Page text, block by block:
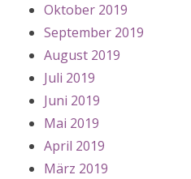
Oktober 2019
September 2019
August 2019
Juli 2019
Juni 2019
Mai 2019
April 2019
März 2019